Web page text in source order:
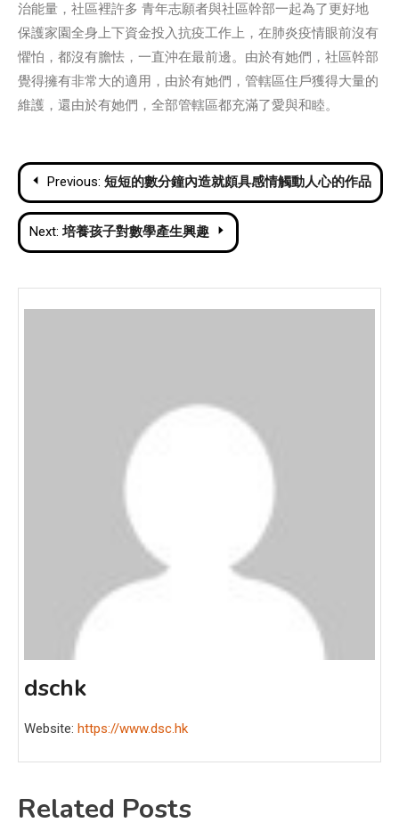
治能量，社區裡許多 青年志願者與社區幹部一起為了更好地
保護家園全身上下資金投入抗疫工作上，在肺炎疫情眼前沒有
懼怕，都沒有膽怯，一直沖在最前邊。由於有她們，社區幹部
覺得擁有非常大的適用，由於有她們，管轄區住戶獲得大量的
維護，還由於有她們，全部管轄區都充滿了愛與和睦。
Post
navigation
Previous: 短短的數分鐘內造就頗具感情觸動人心的作品
Next: 培養孩子對數學產生興趣
dschk
Website: https://www.dsc.hk
Related Posts